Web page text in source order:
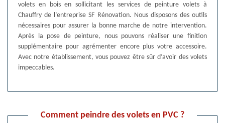
volets en bois en sollicitant les services de peinture volets à
Chauffry de l’entreprise SF Rénovation. Nous disposons des outils
nécessaires pour assurer la bonne marche de notre intervention.
Après la pose de peinture, nous pouvons réaliser une finition
supplémentaire pour agrémenter encore plus votre accessoire.
Avec notre établissement, vous pouvez être sûr d’avoir des volets
impeccables.
Comment peindre des volets en PVC ?